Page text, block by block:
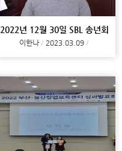
2022년 12월 30일 SBL 송년회
이한나 2023.03.09